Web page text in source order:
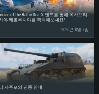
상
GeForce 1060, 또는 AMD RX
습니다)
II 이상
드라이버를 지원하는 NVIDIA
지며 최신 그래픽 드라이버를
지원 해상도 720p) 이상
of the Baltic Sea 이벤트를 통해 옥차브리
야 레볼루치야를 획득해보세요!
2026년 8월 7일
자주포의 단종 안내